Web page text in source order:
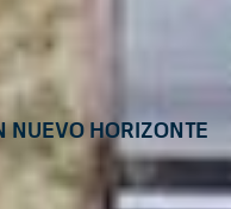
nuevo horizonte